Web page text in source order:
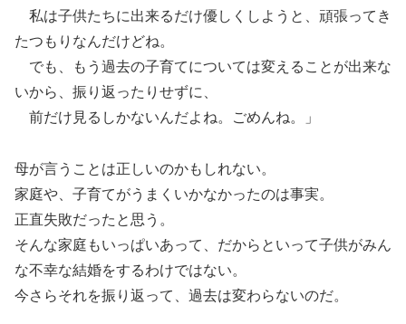
私は子供たちに出来るだけ優しくしようと、頑張ってき
たつもりなんだけどね。
でも、もう過去の子育てについては変えることが出来な
いから、振り返ったりせずに、
前だけ見るしかないんだよね。ごめんね。」
母が言うことは正しいのかもしれない。
家庭や、子育てがうまくいかなかったのは事実。
正直失敗だったと思う。
そんな家庭もいっぱいあって、だからといって子供がみん
な不幸な結婚をするわけではない。
今さらそれを振り返って、過去は変わらないのだ。